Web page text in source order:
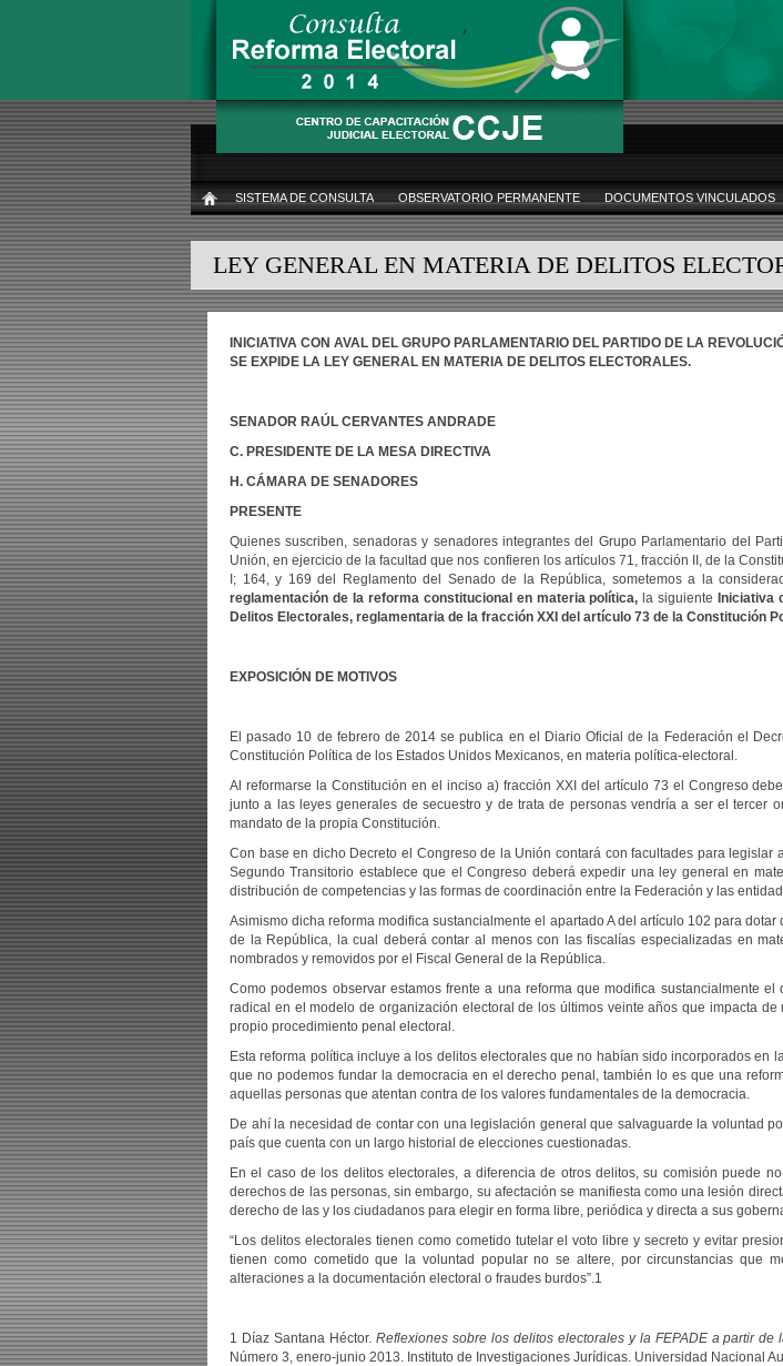
SISTEMA DE CONSULTA OBSERVATORIO PERMANENTE DOCUMENTOS VINCULADOS
LEY GENERAL EN MATERIA DE DELITOS
INICIATIVA CON AVAL DEL GRUPO PARLAMENTARIO DEL PARTIDO DE LA
SE EXPIDE LA LEY GENERAL EN MATERIA DE DELITOS ELECTORALES.
SENADOR RAÚL CERVANTES ANDRADE
C. PRESIDENTE DE LA MESA DIRECTIVA
H. CÁMARA DE SENADORES
PRESENTE
Quienes suscriben, senadoras y senadores integrantes del Grupo Parlamentario del
Unión, en ejercicio de la facultad que nos confieren los artículos 71, fracción II, de la
I; 164, y 169 del Reglamento del Senado de la República, sometemos a la
reglamentación de la reforma constitucional en materia política, la siguiente Iniciativa
Delitos Electorales, reglamentaria de la fracción XXI del artículo 73 de la Constitución
EXPOSICIÓN DE MOTIVOS
El pasado 10 de febrero de 2014 se publica en el Diario Oficial de la Federación el
Constitución Política de los Estados Unidos Mexicanos, en materia política-electoral.
Al reformarse la Constitución en el inciso a) fracción XXI del artículo 73 el Congreso
junto a las leyes generales de secuestro y de trata de personas vendría a ser el tercer
mandato de la propia Constitución.
Con base en dicho Decreto el Congreso de la Unión contará con facultades para
Segundo Transitorio establece que el Congreso deberá expedir una ley general en
distribución de competencias y las formas de coordinación entre la Federación y las
Asimismo dicha reforma modifica sustancialmente el apartado A del artículo 102 para
de la República, la cual deberá contar al menos con las fiscalías especializadas en
nombrados y removidos por el Fiscal General de la República.
Como podemos observar estamos frente a una reforma que modifica sustancialmente
radical en el modelo de organización electoral de los últimos veinte años que impacta
propio procedimiento penal electoral.
Esta reforma política incluye a los delitos electorales que no habían sido incorporados
que no podemos fundar la democracia en el derecho penal, también lo es que una
aquellas personas que atentan contra de los valores fundamentales de la democracia.
De ahí la necesidad de contar con una legislación general que salvaguarde la voluntad
país que cuenta con un largo historial de elecciones cuestionadas.
En el caso de los delitos electorales, a diferencia de otros delitos, su comisión puede
derechos de las personas, sin embargo, su afectación se manifiesta como una lesión
derecho de las y los ciudadanos para elegir en forma libre, periódica y directa a sus
“Los delitos electorales tienen como cometido tutelar el voto libre y secreto y evitar
tienen como cometido que la voluntad popular no se altere, por circunstancias que
alteraciones a la documentación electoral o fraudes burdos”.1
1 Díaz Santana Héctor. Reflexiones sobre los delitos electorales y la FEPADE a partir
Número 3, enero-junio 2013. Instituto de Investigaciones Jurídicas. Universidad Nacional